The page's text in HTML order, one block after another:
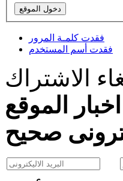
فقدت كلمـة المرور
فقدت أسم المستخدم
الاشتراك
الموقع